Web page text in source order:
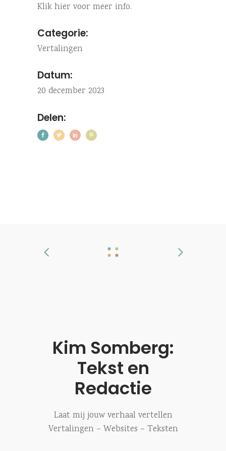
Klik hier voor meer info.
Categorie:
Vertalingen
Datum:
20 december 2023
Delen:
Kim Somberg:
Tekst en
Redactie
Laat mij jouw verhaal vertellen
Vertalingen – Websites – Teksten